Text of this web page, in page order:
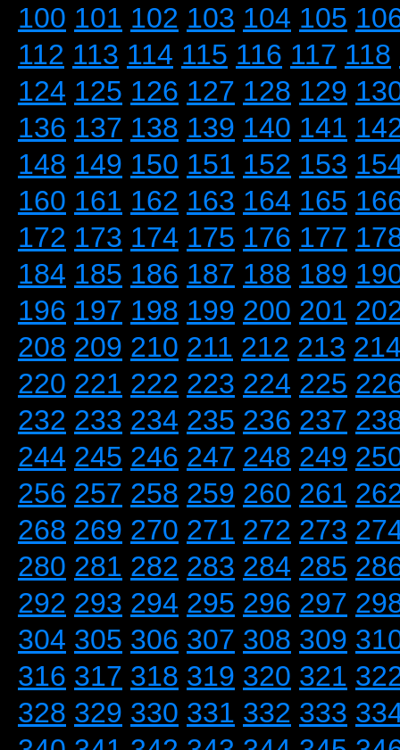
100 101 102 103 104 105
112 113 114 115 116 117 118
124 125 126 127 128 129
136 137 138 139 140 141
148 149 150 151 152 153
160 161 162 163 164 165
172 173 174 175 176 177
184 185 186 187 188 189
196 197 198 199 200 201
208 209 210 211 212 213
220 221 222 223 224 225
232 233 234 235 236 237
244 245 246 247 248 249
256 257 258 259 260 261
268 269 270 271 272 273
280 281 282 283 284 285
292 293 294 295 296 297
304 305 306 307 308 309
316 317 318 319 320 321
328 329 330 331 332 333